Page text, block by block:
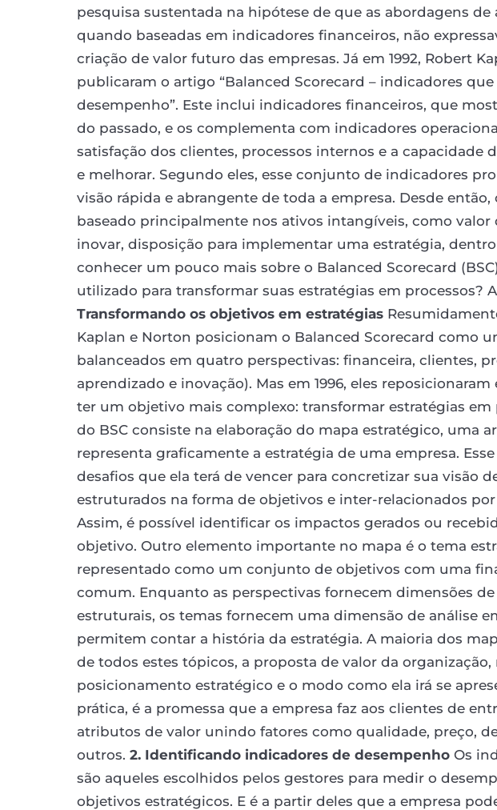
pesquisa sustentada na hipótese de que as abordagens de
quando baseadas em indicadores financeiros, não
criação de valor futuro das empresas. Já em 1992, Robert
publicaram o artigo “Balanced Scorecard – indicadores
desempenho”. Este inclui indicadores financeiros, que
do passado, e os complementa com indicadores
satisfação dos clientes, processos internos e a capacidade
e melhorar. Segundo eles, esse conjunto de indicadores
visão rápida e abrangente de toda a empresa. Desde então,
baseado principalmente nos ativos intangíveis, como valor
inovar, disposição para implementar uma estratégia,
conhecer um pouco mais sobre o Balanced Scorecard
utilizado para transformar suas estratégias em processos?
Transformando os objetivos em estratégias
Kaplan e Norton posicionam o Balanced Scorecard como
balanceados em quatro perspectivas: financeira, clientes,
aprendizado e inovação). Mas em 1996, eles
ter um objetivo mais complexo: transformar estratégias em
do BSC consiste na elaboração do mapa estratégico, uma
representa graficamente a estratégia de uma empresa.
desafios que ela terá de vencer para concretizar sua visão
estruturados na forma de objetivos e inter-relacionados por
Assim, é possível identificar os impactos gerados ou
objetivo. Outro elemento importante no mapa é o tema
representado como um conjunto de objetivos com uma
comum. Enquanto as perspectivas fornecem dimensões
estruturais, os temas fornecem uma dimensão de análise
permitem contar a história da estratégia. A maioria dos
de todos estes tópicos, a proposta de valor da organização,
posicionamento estratégico e o modo como ela irá se
prática, é a promessa que a empresa faz aos clientes de
atributos de valor unindo fatores como qualidade, preço,
outros. 2. Identificando indicadores de desempenho Os
são aqueles escolhidos pelos gestores para medir o
objetivos estratégicos. E é a partir deles que a empresa